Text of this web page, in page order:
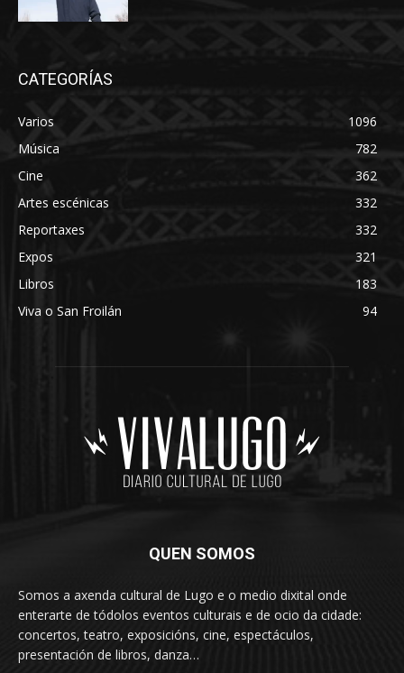
CATEGORÍAS
Varios
1096
Música
782
Cine
362
Artes escénicas
332
Reportaxes
332
Expos
321
Libros
183
Viva o San Froilán
94
QUEN SOMOS
Somos a axenda cultural de Lugo e o medio dixital onde
enterarte de tódolos eventos culturais e de ocio da cidade:
concertos, teatro, exposicións, cine, espectáculos,
presentación de libros, danza…